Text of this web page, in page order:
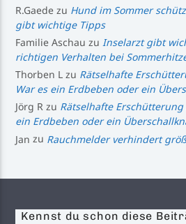
R.Gaede zu Hund im Sommer
gibt wichtige Tipps
Familie Aschau zuInselarzt gibt
richtigen Verhalten bei
Thorben L zu Rätselhafte
War es ein Erdbeben oder ein
Jörg R zu Rätselhafte
ein Erdbeben oder ein
Jan zu Rauchmelder verhindert
Kennst du schon diese